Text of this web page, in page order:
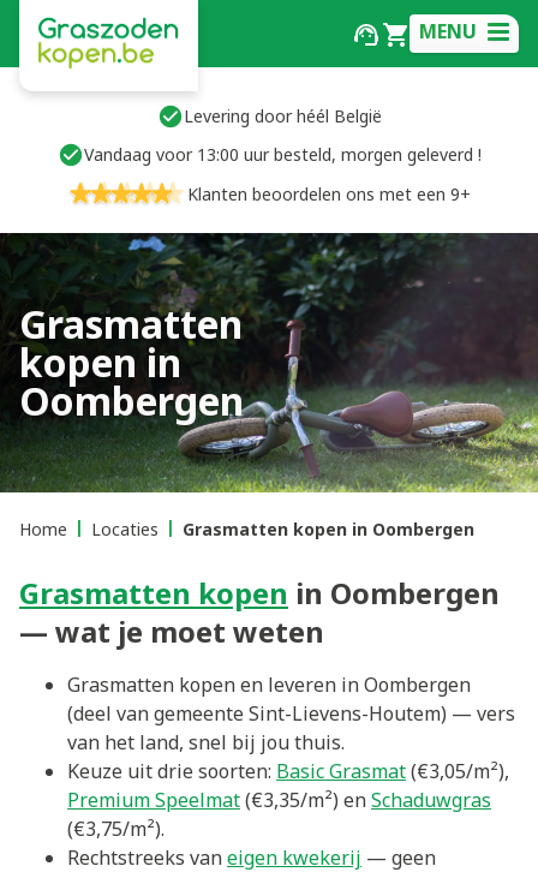
MENU
Levering door héél België
Vandaag voor 13:00 uur besteld, morgen geleverd !
Klanten beoordelen ons met een 9+
Grasmatten
kopen in
Oombergen
Home Locaties Grasmatten kopen in Oombergen
Grasmatten kopen in Oombergen
— wat je moet weten
Grasmatten kopen en leveren in Oombergen
(deel van gemeente Sint-Lievens-Houtem) — vers
van het land, snel bij jou thuis.
Keuze uit drie soorten: Basic Grasmat(€3,05/m²),
Premium Speelmat(€3,35/m²) enSchaduwgras
(€3,75/m²).
Rechtstreeks vaneigen kwekerij — geen